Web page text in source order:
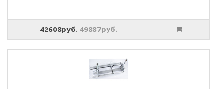
42608руб. 49887руб.